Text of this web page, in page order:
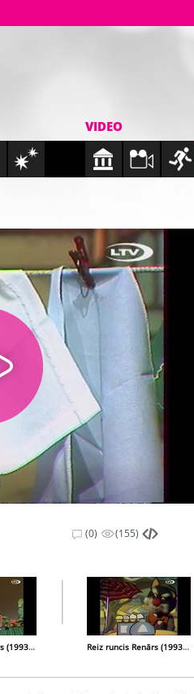
VIDEO
(0) (155)
Reiz runcis Renārs (1993-09-13) Reiz runcis Renārs (1993-10-11)